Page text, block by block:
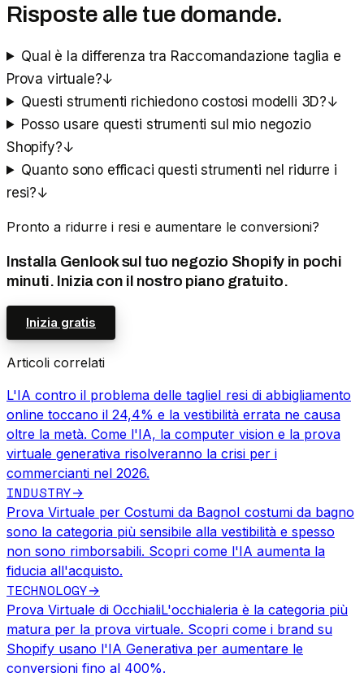
Risposte alle tue domande.
Qual è la differenza tra Raccomandazione taglia e
Prova virtuale?↓
Questi strumenti richiedono costosi modelli 3D?↓
Posso usare questi strumenti sul mio negozio
Shopify?↓
Quanto sono efficaci questi strumenti nel ridurre i
resi?↓
Pronto a ridurre i resi e aumentare le conversioni?
Installa Genlook sul tuo negozio Shopify in pochi
minuti. Inizia con il nostro piano gratuito.
Inizia gratis
Articoli correlati
L'IA contro il problema delle taglieI resi di abbigliamento
online toccano il 24,4% e la vestibilità errata ne causa
oltre la metà. Come l'IA, la computer vision e la prova
virtuale generativa risolveranno la crisi per i
commercianti nel 2026.
INDUSTRY→
Prova Virtuale per Costumi da BagnoI costumi da bagno
sono la categoria più sensibile alla vestibilità e spesso
non sono rimborsabili. Scopri come l'IA aumenta la
fiducia all'acquisto.
TECHNOLOGY→
Prova Virtuale di OcchialiL'occhialeria è la categoria più
matura per la prova virtuale. Scopri come i brand su
Shopify usano l'IA Generativa per aumentare le
conversioni fino al 400%.